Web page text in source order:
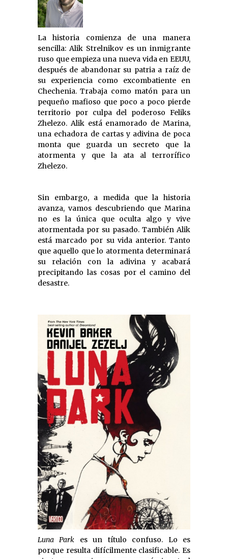
La historia comienza de una manera
sencilla: Alik Strelnikov es un inmigrante
ruso que empieza una nueva vida en EEUU,
después de abandonar su patria a raíz de
su experiencia como excombatiente en
Chechenia. Trabaja como matón para un
pequeño mafioso que poco a poco pierde
territorio por culpa del poderoso Feliks
Zhelezo. Alik está enamorado de Marina,
una echadora de cartas y adivina de poca
monta que guarda un secreto que la
atormenta y que la ata al terrorífico
Zhelezo.
Sin embargo, a medida que la historia
avanza, vamos descubriendo que Marina
no es la única que oculta algo y vive
atormentada por su pasado. También Alik
está marcado por su vida anterior. Tanto
que aquello que lo atormenta determinará
su relación con la adivina y acabará
precipitando las cosas por el camino del
desastre.
Luna Park es un título confuso. Lo es
porque resulta difícilmente clasificable. Es